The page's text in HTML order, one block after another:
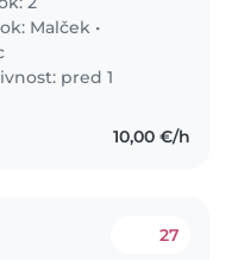
Malček •
pred 1
10,00 €/h
27